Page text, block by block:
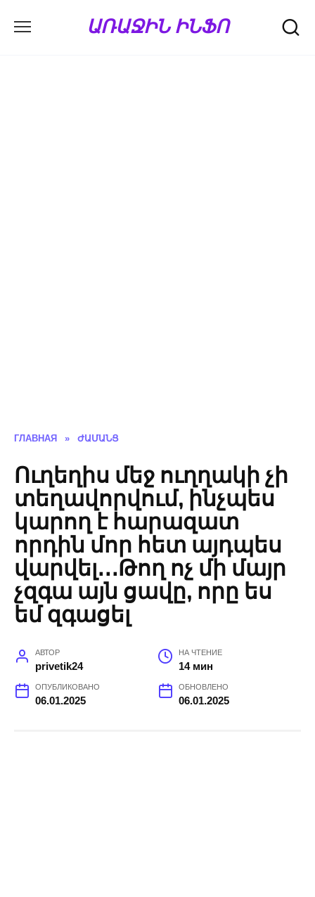
ԱՌԱՋԻՆ ԻՆՖՈ
ГЛАВНАЯ » ԺԱՄԱՆՑ
Ուղեղիս մեջ ուղղակի չի
տեղավորվում, ինչպես
կարող է հարազատ
որդին մոր հետ այդպես
վարվել․․․Թող ոչ մի մայր
չզգա այն ցավը, որը ես
եմ զգացել
АВТОР
privetik24
НА ЧТЕНИЕ
14 мин
ОПУБЛИКОВАНО
06.01.2025
ОБНОВЛЕНО
06.01.2025